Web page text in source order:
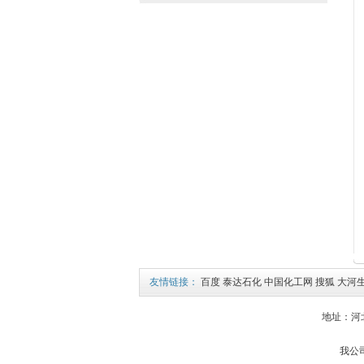
友情链接： 百度 泰达石化 中国化工网 搜狐 大河
地址：
我公